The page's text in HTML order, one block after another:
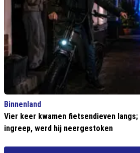
Binnenland
Vier keer kwamen fietsendieven
ingreep, werd hij neergestoken